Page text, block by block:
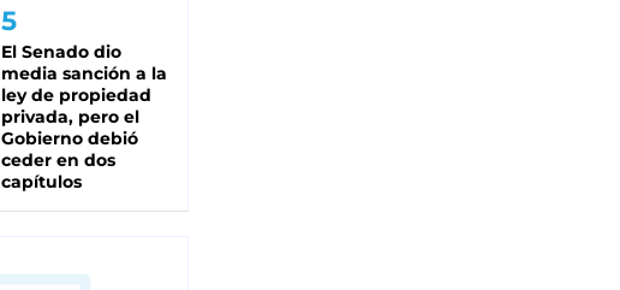
El Senado dio
media sanción a la
ley de propiedad
privada, pero el
Gobierno debió
ceder en dos
capítulos